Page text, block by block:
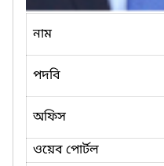
নাম
পদবি
অফিস
ওয়েব পোর্টল